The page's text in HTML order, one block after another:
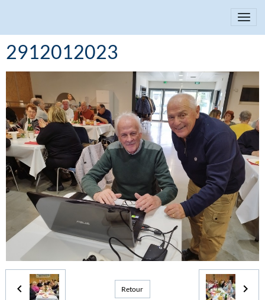
2912012023
Retour